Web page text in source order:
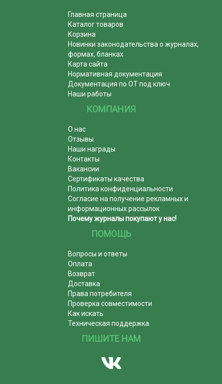
Главная страница
Каталог товаров
Корзина
Новинки законодательства о журналах,
формах, бланках
Карта сайта
Нормативная документация
Документация по ОТ под ключ
Наши работы
КОМПАНИЯ
О нас
Отзывы
Наши награды
Контакты
Вакансии
Сертификаты качества
Политика конфиденциальности
Согласие на получение рекламных и
информационных рассылок
Почему журналы покупают у нас!
ПОМОЩЬ
Вопросы и ответы
Оплата
Возврат
Доставка
Права потребителя
Проверка совместимости
Как искать
Техническая поддержка
ПИШИТЕ НАМ